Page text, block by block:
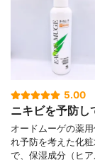
5.00
ニキビを予防し
オードムーゲの薬
れ予防を考えた化
で、保湿成分（ヒ